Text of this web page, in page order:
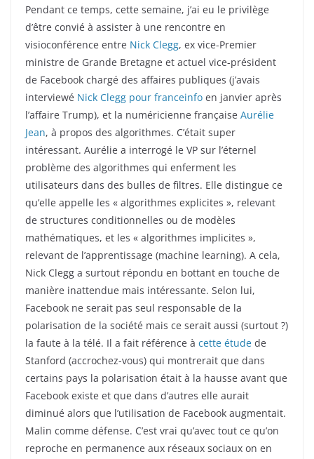
Pendant ce temps, cette semaine, j’ai eu le privilège
d’être convié à assister à une rencontre en
visioconférence entre Nick Clegg, ex vice-Premier
ministre de Grande Bretagne et actuel vice-président
de Facebook chargé des affaires publiques (j’avais
interviewé Nick Clegg pour franceinfo en janvier après
l’affaire Trump), et la numéricienne française Aurélie
Jean, à propos des algorithmes. C’était super
intéressant. Aurélie a interrogé le VP sur l’éternel
problème des algorithmes qui enferment les
utilisateurs dans des bulles de filtres. Elle distingue ce
qu’elle appelle les « algorithmes explicites », relevant
de structures conditionnelles ou de modèles
mathématiques, et les « algorithmes implicites »,
relevant de l’apprentissage (machine learning). A cela,
Nick Clegg a surtout répondu en bottant en touche de
manière inattendue mais intéressante. Selon lui,
Facebook ne serait pas seul responsable de la
polarisation de la société mais ce serait aussi (surtout ?)
la faute à la télé. Il a fait référence à cette étude de
Stanford (accrochez-vous) qui montrerait que dans
certains pays la polarisation était à la hausse avant que
Facebook existe et que dans d’autres elle aurait
diminué alors que l’utilisation de Facebook augmentait.
Malin comme défense. C’est vrai qu’avec tout ce qu’on
reproche en permanence aux réseaux sociaux on en